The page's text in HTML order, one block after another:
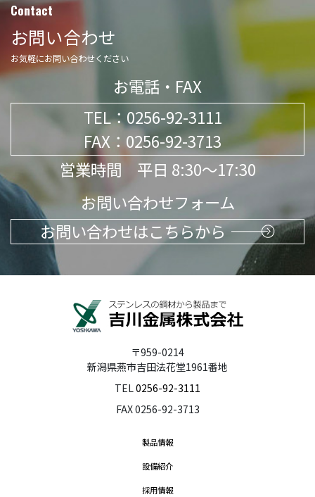
Contact
お問い合わせ
お気軽にお問い合わせください
お電話・FAX
TEL： 0256-92-3111
FAX：0256-92-3713
営業時間 平日 8:30～17:30
お問い合わせフォーム
お問い合わせはこちらから
〒959-0214
新潟県燕市吉田法花堂1961番地
TEL 0256-92-3111
FAX 0256-92-3713
製品情報
設備紹介
採用情報